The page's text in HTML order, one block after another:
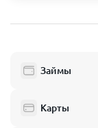
Балашиха
Одинцово
Займы
Карты